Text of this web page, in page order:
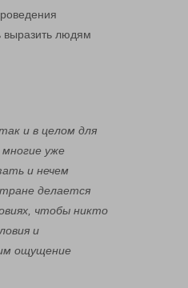
выразить людям
и в целом для
многие уже
и нечем
делается
чтобы никто
и
ощущение